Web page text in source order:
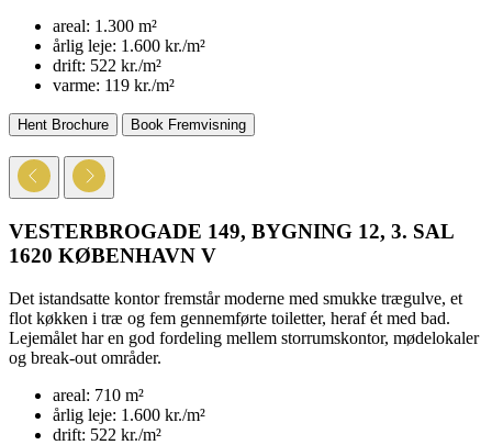
areal: 1.300 m²
årlig leje: 1.600 kr./m²
drift: 522 kr./m²
varme: 119 kr./m²
Hent Brochure Book Fremvisning
VESTERBROGADE 149, BYGNING 12, 3. SAL
1620 KØBENHAVN V
Det istandsatte kontor fremstår moderne med smukke trægulve, et
flot køkken i træ og fem gennemførte toiletter, heraf ét med bad.
Lejemålet har en god fordeling mellem storrumskontor, mødelokaler
og break-out områder.
areal: 710 m²
årlig leje: 1.600 kr./m²
drift: 522 kr./m²